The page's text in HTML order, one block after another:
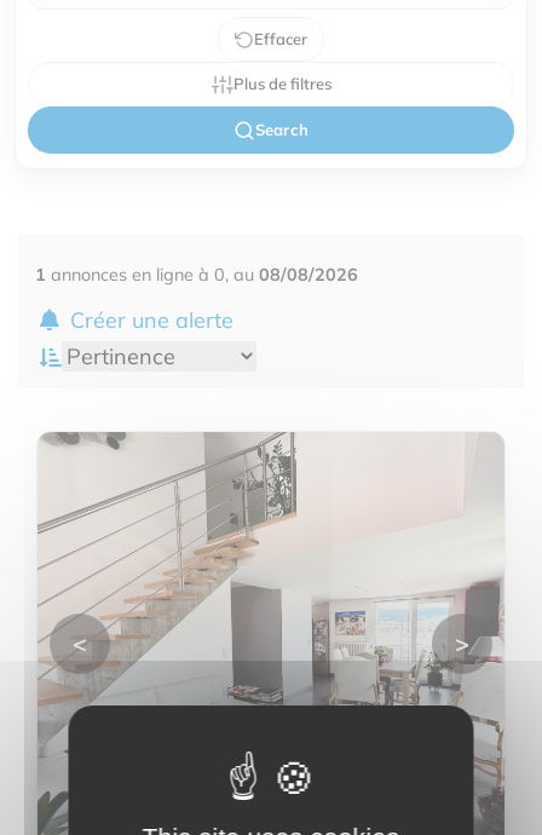
Effacer
Plus de filtres
Search
1 annonces en ligne à 0, au 08/08/2026
Créer une alerte
< >